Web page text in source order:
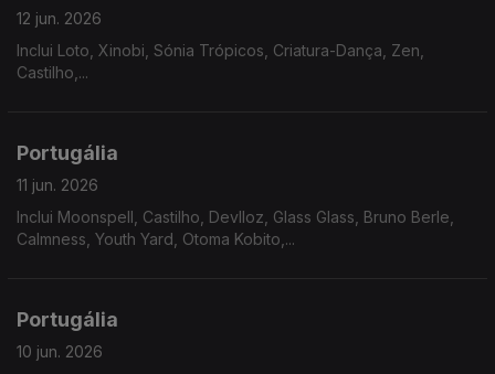
12 jun. 2026
Inclui Loto, Xinobi, Sónia Trópicos, Criatura-Dança, Zen,
Castilho,...
Portugália
11 jun. 2026
Inclui Moonspell, Castilho, Devlloz, Glass Glass, Bruno Berle,
Calmness, Youth Yard, Otoma Kobito,...
Portugália
10 jun. 2026